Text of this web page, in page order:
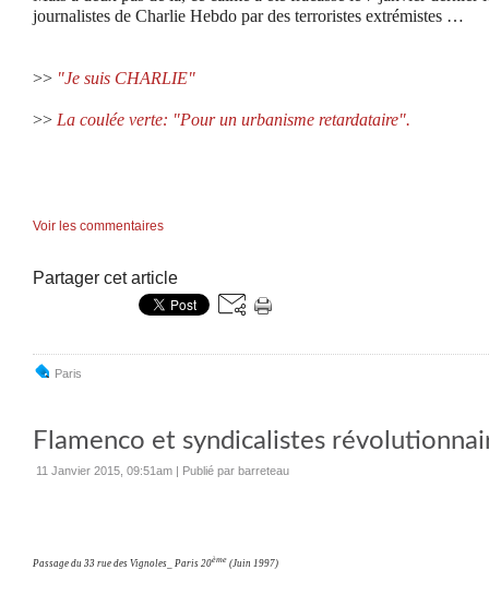
journalistes de Charlie Hebdo par des terroristes extrémistes …
>> "Je suis CHARLIE"
>> La coulée verte: "Pour un urbanisme retardataire".
Voir les commentaires
Partager cet article
Paris
Flamenco et syndicalistes
11 Janvier 2015, 09:51am | Publié par barreteau
Passage du 33 rue des Vignoles_ Paris 20ème (Juin 1997)